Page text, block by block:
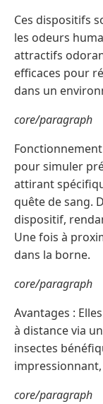
Ces dispositifs
les odeurs
attractifs
efficaces pour
dans un
core/paragraph
pour simuler
attirant
quête de sang.
dispositif,
Une fois à
dans la borne.
core/paragraph
Avantages :
à distance via
insectes
core/paragraph